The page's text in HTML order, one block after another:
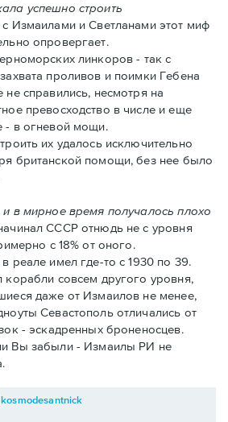
успешно строить
Измаилами и Светланами этот миф
опровергает.
линкоров - так с
проливов и поимки Гебена
не справились, несмотря на
превосходство в числе и еще
- в огневой мощи.
их удалось исключительно
британской помощи, без нее было
в мирное время получалось плохо
СССР отнюдь не с уровня
с 18% от оного.
реале имел где-то с 1930 по 39.
корабли совсем другого уровня,
даже от Измаилов не менее,
Севастополь отличались от
- эскадренных броненосцев.
Вы забыли - Измаилы РИ не
kosmodesantnick